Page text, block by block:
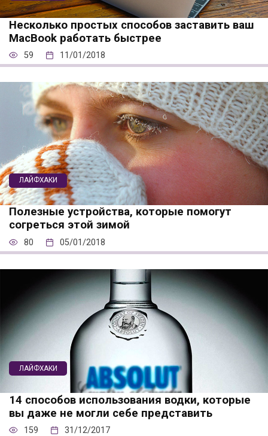
Несколько простых способов заставить ваш
MacBook работать быстрее
59 11/01/2018
ЛАЙФХАКИ
Полезные устройства, которые помогут
согреться этой зимой
80 05/01/2018
ЛАЙФХАКИ
14 способов использования водки, которые
вы даже не могли себе представить
159 31/12/2017